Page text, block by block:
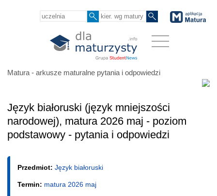
Matura - arkusze maturalne pytania i odpowiedzi
Język białoruski (język mniejszości
narodowej), matura 2026 maj - poziom
podstawowy - pytania i odpowiedzi
Przedmiot: Język białoruski
Termin: matura 2026 maj